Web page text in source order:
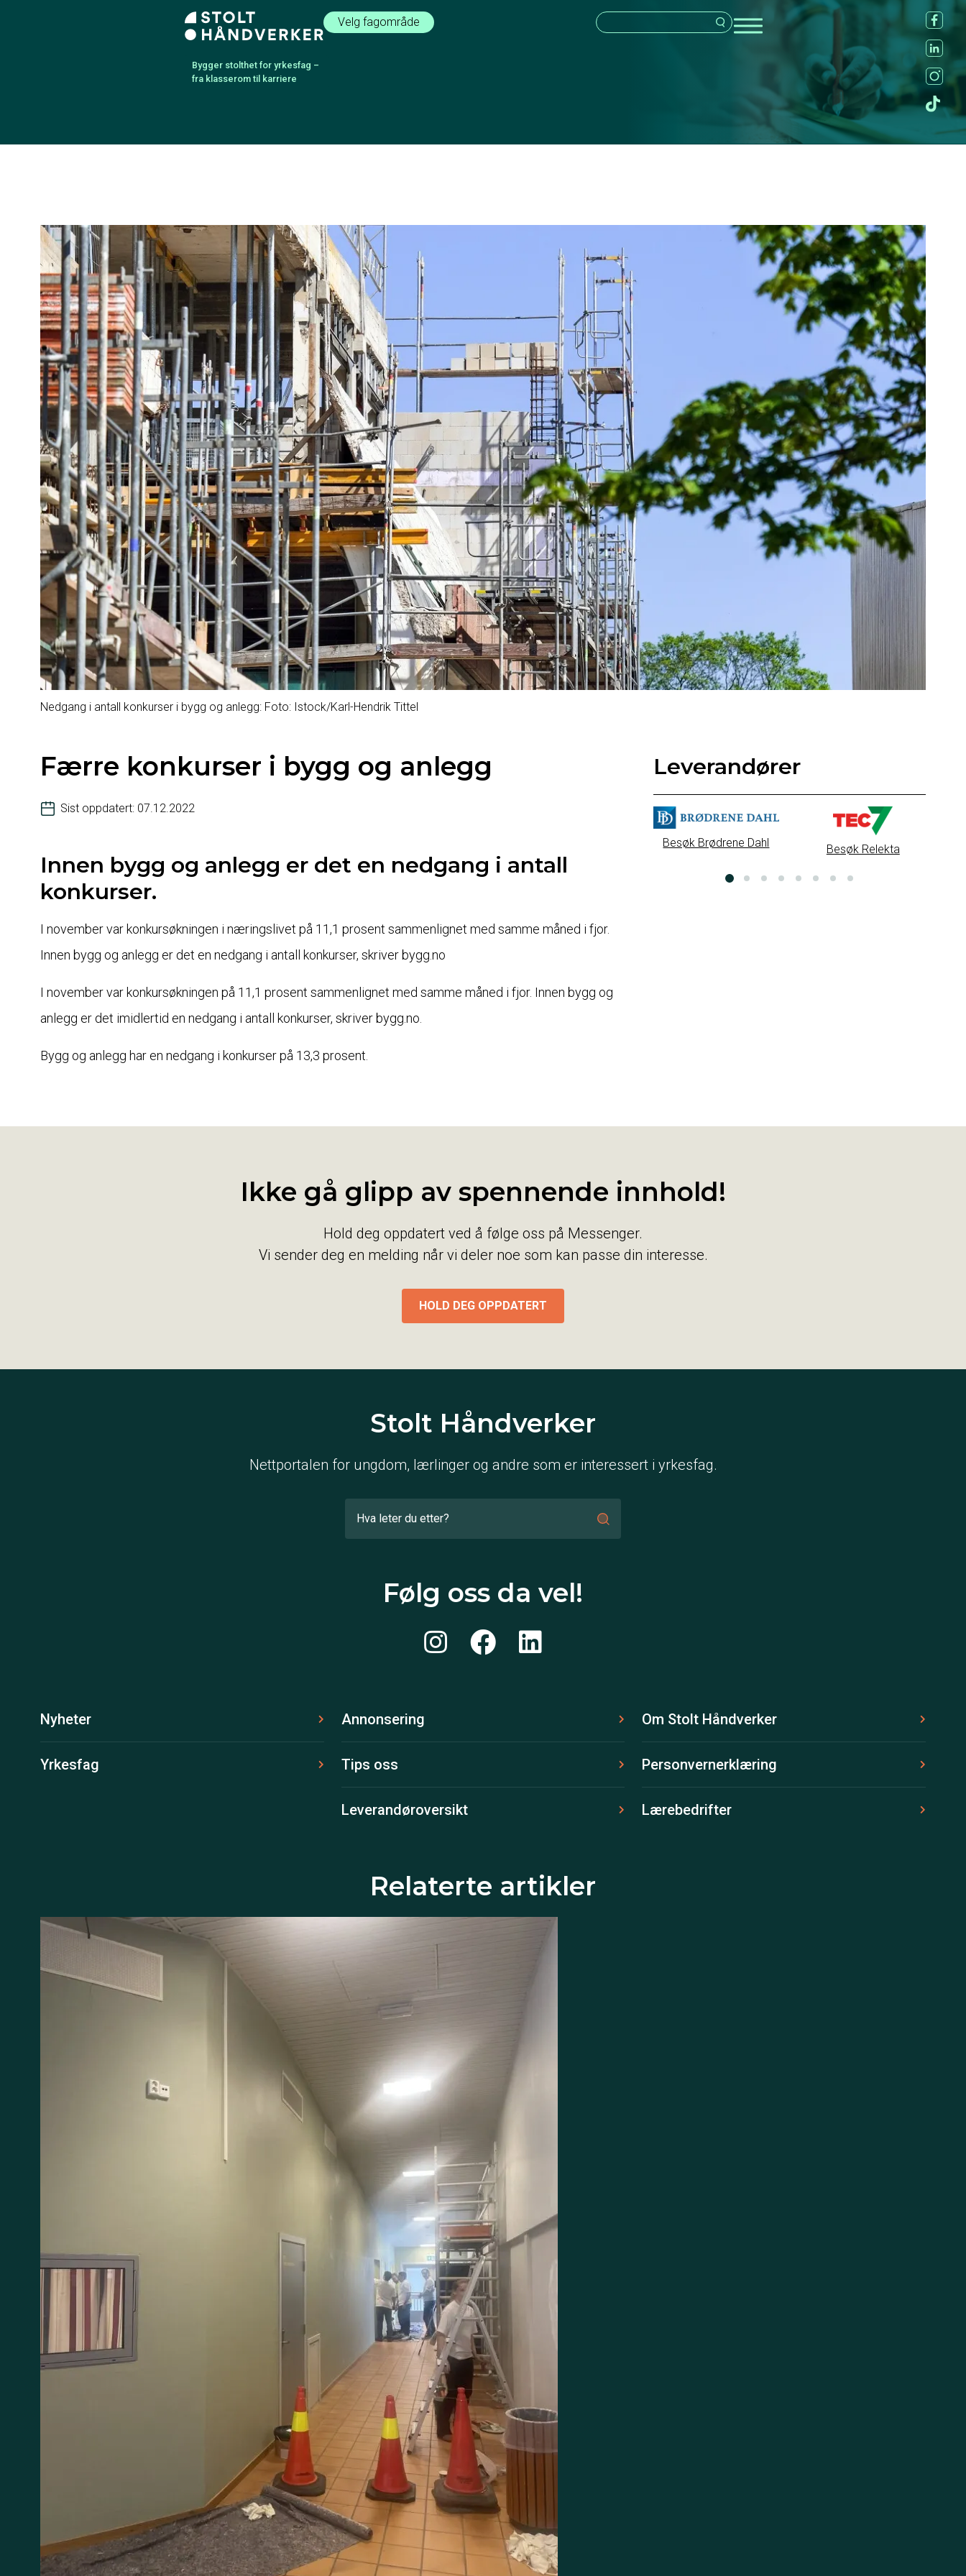
Bygger stolthet for yrkesfag –
fra klasserom til karriere
Velg fagområde
Nedgang i antall konkurser i bygg og anlegg: Foto: Istock/Karl-Hendrik Tittel
Færre konkurser i bygg og anlegg
Sist oppdatert: 07.12.2022
Innen bygg og anlegg er det en nedgang i antall
konkurser.
I november var konkursøkningen i næringslivet på 11,1 prosent sammenlignet med samme måned i fjor.
Innen bygg og anlegg er det en nedgang i antall konkurser, skriver bygg.no
I november var konkursøkningen på 11,1 prosent sammenlignet med samme måned i fjor. Innen bygg og
anlegg er det imidlertid en nedgang i antall konkurser, skriver bygg.no.
Bygg og anlegg har en nedgang i konkurser på 13,3 prosent.
Leverandører
Besøk Brødrene Dahl
Besøk Relekta
Ikke gå glipp av spennende innhold!
Hold deg oppdatert ved å følge oss på Messenger.
Vi sender deg en melding når vi deler noe som kan passe din interesse.
HOLD DEG OPPDATERT
Stolt Håndverker
Nettportalen for ungdom, lærlinger og andre som er interessert i yrkesfag.
Følg oss da vel!
Nyheter
Yrkesfag
Annonsering
Tips oss
Leverandøroversikt
Om Stolt Håndverker
Personvernerklæring
Lærebedrifter
Relaterte artikler